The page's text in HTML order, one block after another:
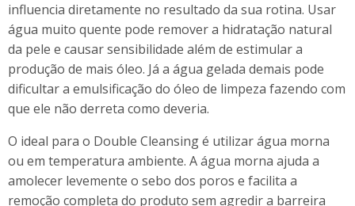
influencia diretamente no resultado da sua rotina. Usar
água muito quente pode remover a hidratação natural
da pele e causar sensibilidade além de estimular a
produção de mais óleo. Já a água gelada demais pode
dificultar a emulsificação do óleo de limpeza fazendo com
que ele não derreta como deveria.
O ideal para o Double Cleansing é utilizar água morna
ou em temperatura ambiente. A água morna ajuda a
amolecer levemente o sebo dos poros e facilita a
remoção completa do produto sem agredir a barreira